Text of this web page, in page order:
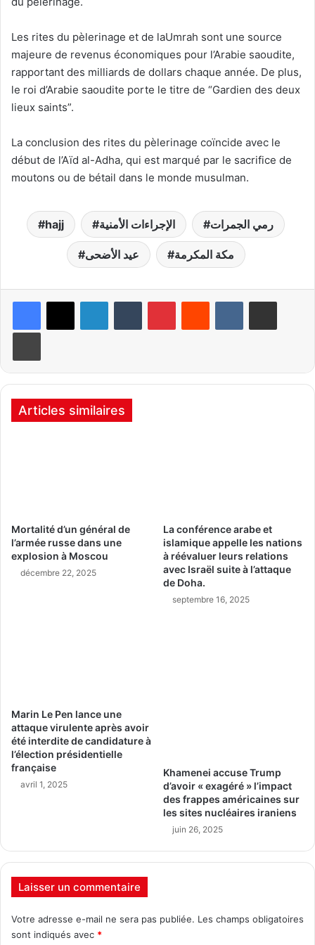
Les rites du pèlerinage et de laUmrah sont une source
majeure de revenus économiques pour l’Arabie saoudite,
rapportant des milliards de dollars chaque année. De plus,
le roi d’Arabie saoudite porte le titre de “Gardien des deux
lieux saints”.
La conclusion des rites du pèlerinage coïncide avec le
début de l’Aïd al-Adha, qui est marqué par le sacrifice de
moutons ou de bétail dans le monde musulman.
hajj الإجراءات الأمنية رمي الجمرات
عيد الأضحى مكة المكرمة
Articles similaires
Mortalité d’un général de
l’armée russe dans une
explosion à Moscou
décembre 22, 2025
La conférence arabe et
islamique appelle les nations
à réévaluer leurs relations
avec Israël suite à l’attaque
de Doha.
septembre 16, 2025
Marin Le Pen lance une
attaque virulente après avoir
été interdite de candidature à
l’élection présidentielle
française
avril 1, 2025
Khamenei accuse Trump
d’avoir « exagéré » l’impact
des frappes américaines sur
les sites nucléaires iraniens
juin 26, 2025
Laisser un commentaire
Votre adresse e-mail ne sera pas publiée. Les champs obligatoires
sont indiqués avec *